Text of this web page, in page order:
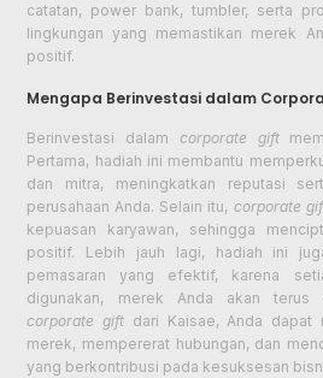
catatan, power bank, tumbler, serta
lingkungan yang memastikan merek
positif.
Mengapa Berinvestasi dalam
Berinvestasi dalam corporate gift
Pertama, hadiah ini membantu
dan mitra, meningkatkan reputasi
perusahaan Anda. Selain itu, corporate
kepuasan karyawan, sehingga
positif. Lebih jauh lagi, hadiah ini
pemasaran yang efektif, karena
digunakan, merek Anda akan terus
corporate gift dari Kaisae, Anda dapat
merek, mempererat hubungan, dan
yang berkontribusi pada kesuksesan